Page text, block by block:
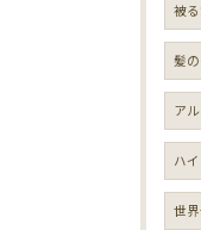
被
髪
ア
ハ
世